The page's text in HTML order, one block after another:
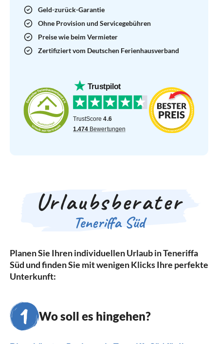
Geld-zurück-Garantie
Ohne Provision und Servicegebühren
Preise wie beim Vermieter
Zertifiziert vom Deutschen Ferienhausverband
Urlaubsberater
Teneriffa Süd
Planen Sie Ihren individuellen Urlaub in Teneriffa
Süd und finden Sie mit wenigen Klicks Ihre perfekte
Unterkunft:
Wo soll es hingehen?